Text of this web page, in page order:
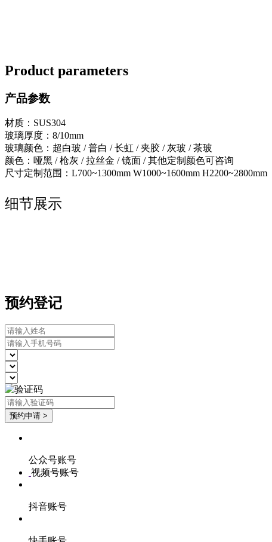
Product parameters
产品参数
材质：SUS304
玻璃厚度：8/10mm
玻璃颜色：超白玻 / 普白 / 长虹 / 夹胶 / 灰玻 / 茶玻
颜色：哑黑 / 枪灰 / 拉丝金 / 镜面 / 其他定制颜色可咨询
尺寸定制范围：L700~1300mm W1000~1600mm H2200~2800mm
细节展示
预约登记
公众号账号
视频号账号
抖音账号